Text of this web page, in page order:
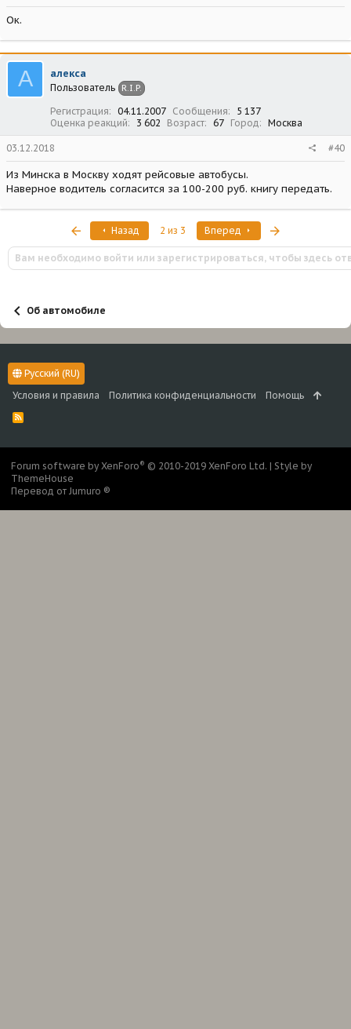
Ок.
А алекса
Пользователь R.I.P.
Регистрация 04.11.2007 Сообщения
5 137
Оценка реакций
3 602 Возраст 67 Город Москва
03.12.2018 #40
Из Минска в Москву ходят рейсовые автобусы.
Наверное водитель согласится за 100-200 руб. книгу передать.
ПервыйНазад 2 из 3 Вперед
Вам необходимо войти или зарегистрироваться, чтобы здесь
Об автомобиле
Русский (RU)
Условия и правила
Политика конфиденциальности Помощь
R
S
Forum software by XenForo® © 2010-2019 XenForo Ltd. | Style by
ThemeHouse
Перевод от Jumuro ®